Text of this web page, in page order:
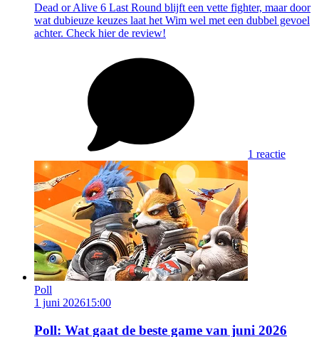
Dead or Alive 6 Last Round blijft een vette fighter, maar door
wat dubieuze keuzes laat het Wim wel met een dubbel gevoel
achter. Check hier de review!
1 reactie
Poll
1 juni 202615:00
Poll: Wat gaat de beste game van juni 2026